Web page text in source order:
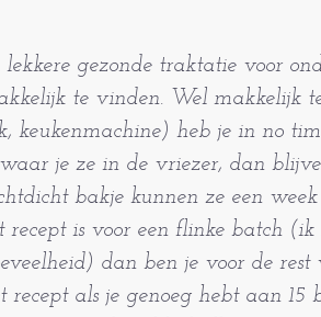
lekkere gezonde traktatie voor
te vinden. Wel makkelijk
keukenmachine) heb je in no
je ze in de vriezer, dan
bakje kunnen ze een
recept is voor een flinke batch
dan ben je voor de
recept als je genoeg hebt aan 15